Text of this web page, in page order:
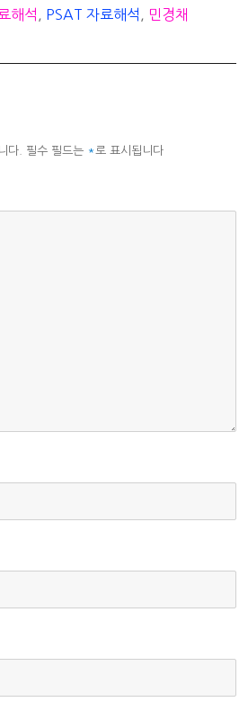
해석 PSAT 자료해석
민경채
다. 필수 필드는 * 로 표시됩니다